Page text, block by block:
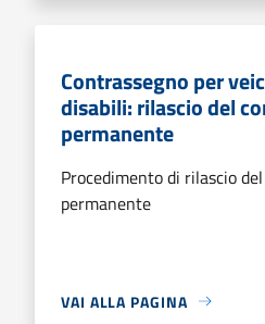
Contrassegno per
disabili: rilascio del
permanente
Procedimento di rilascio
permanente
VAI ALLA PAGINA